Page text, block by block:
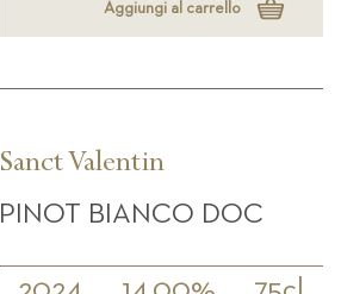
Aggiungi al carrello
Sanct Valentin
PINOT BIANCO DOC